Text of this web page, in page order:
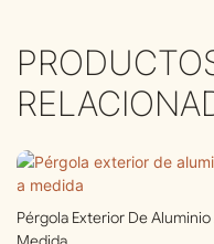
Pérgola Exterior De Aluminio